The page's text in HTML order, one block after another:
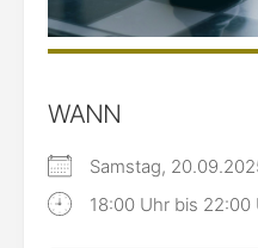
WANN
Samstag,
18:00 Uhr bis 22:00